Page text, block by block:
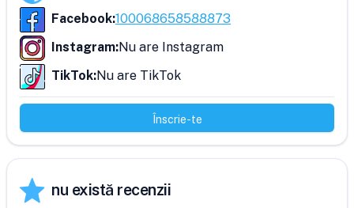
Facebook:100068658588873
Instagram:Nu are Instagram
TikTok:Nu are TikTok
Înscrie-te
nu există recenzii